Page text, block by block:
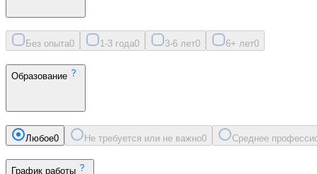
Без опыта0 1-3 года0 3-6 лет0 6+ лет0
Образование
Любое0 Не требуется или не важно0 Среднее
График работы